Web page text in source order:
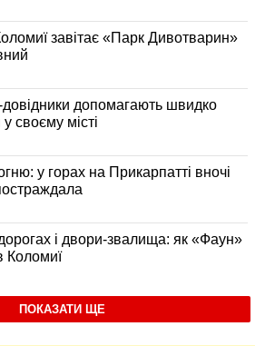
завітає «Парк Дивотварин»
довідники допомагають швидко
своєму місті
у горах на Прикарпатті вночі
і двори-звалища: як «Фаун»
Коломиї
ПОКАЗАТИ ЩЕ